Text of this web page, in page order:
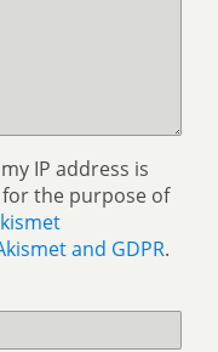
IP address is
for the purpose of
and GDPR.